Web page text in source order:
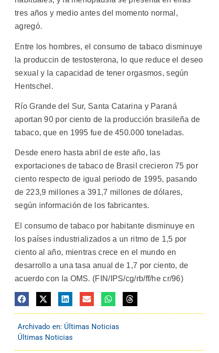
tres años y medio antes del momento normal,
agregó.
Entre los hombres, el consumo de tabaco disminuye
la produccin de testosterona, lo que reduce el deseo
sexual y la capacidad de tener orgasmos, según
Hentschel.
Río Grande del Sur, Santa Catarina y Paraná
aportan 90 por ciento de la producción brasileña de
tabaco, que en 1995 fue de 450.000 toneladas.
Desde enero hasta abril de este año, las
exportaciones de tabaco de Brasil crecieron 75 por
ciento respecto de igual periodo de 1995, pasando
de 223,9 millones a 391,7 millones de dólares,
según información de los fabricantes.
El consumo de tabaco por habitante disminuye en
los países industrializados a un ritmo de 1,5 por
ciento al año, mientras crece en el mundo en
desarrollo a una tasa anual de 1,7 por ciento, de
acuerdo con la OMS. (FIN/IPS/cg/rb/ff/he cr/96)
Archivado en: Últimas Noticias
Últimas Noticias